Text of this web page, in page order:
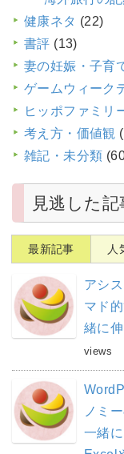
健康ネタ (22)
書評 (13)
妻の妊娠・子育
ゲームウィーク
ヒッポファミリ
考え方・価値観
雑記・未分類
見逃した
最新記事 人
アシ
マド
緒に
views
ノミ
一緒